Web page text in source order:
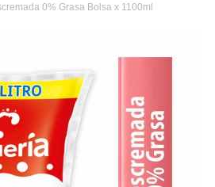
0% Grasa Bolsa x 1100ml